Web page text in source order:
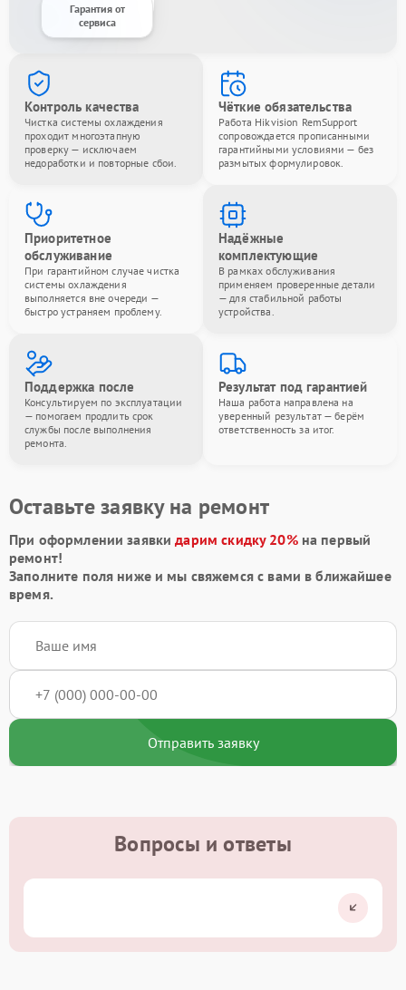
Гарантия от
сервиса
Контроль качества
Чистка системы охлаждения
проходит многоэтапную
проверку — исключаем
недоработки и повторные сбои.
Чёткие обязательства
Работа Hikvision RemSupport
сопровождается прописанными
гарантийными условиями — без
размытых формулировок.
Приоритетное
обслуживание
При гарантийном случае чистка
системы охлаждения
выполняется вне очереди —
быстро устраняем проблему.
Надёжные
комплектующие
В рамках обслуживания
применяем проверенные детали
— для стабильной работы
устройства.
Поддержка после
Консультируем по эксплуатации
— помогаем продлить срок
службы после выполнения
ремонта.
Результат под гарантией
Наша работа направлена на
уверенный результат — берём
ответственность за итог.
Оставьте заявку на ремонт
При оформлении заявкидарим скидку 20%на первый
ремонт!
Заполните поля ниже и мы свяжемся с вами в ближайшее
время.
Отправить заявку
Вопросы и ответы